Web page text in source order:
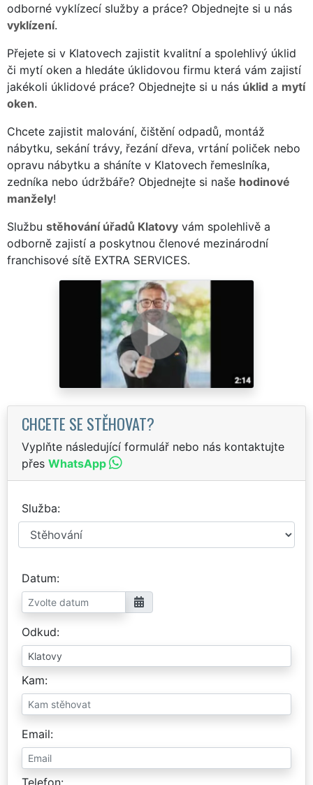
odborné vyklízecí služby a práce? Objednejte si u nás
vyklízení.
Přejete si v Klatovech zajistit kvalitní a spolehlivý úklid
či mytí oken a hledáte úklidovou firmu která vám zajistí
jakékoli úklidové práce? Objednejte si u nás úklid a mytí
oken.
Chcete zajistit malování, čištění odpadů, montáž
nábytku, sekání trávy, řezání dřeva, vrtání poliček nebo
opravu nábytku a sháníte v Klatovech řemeslníka,
zedníka nebo údržbáře? Objednejte si naše hodinové
manžely!
Službu stěhování úřadů Klatovy vám spolehlivě a
odborně zajistí a poskytnou členové mezinárodní
franchisové sítě EXTRA SERVICES.
CHCETE SE STĚHOVAT?
Vyplňte následující formulář nebo nás kontaktujte
přes WhatsApp
Služba
Datum
Odkud
Kam
Email
Telefon